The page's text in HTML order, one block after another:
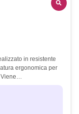
in resistente
ergonomica per